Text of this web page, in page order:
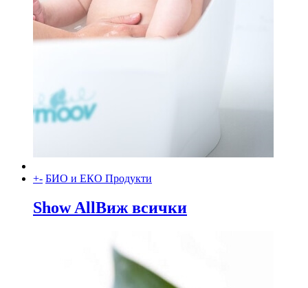
+- БИО и ЕКО Продукти
Show AllВиж всички